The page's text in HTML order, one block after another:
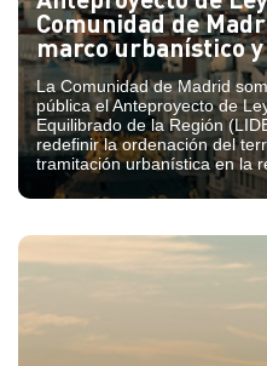
Comunidad de
marco urbanístico
La Comunidad de Madrid
pública el Anteproyecto de
Equilibrado de la Región
redefinir la ordenación del
tramitación urbanística en la